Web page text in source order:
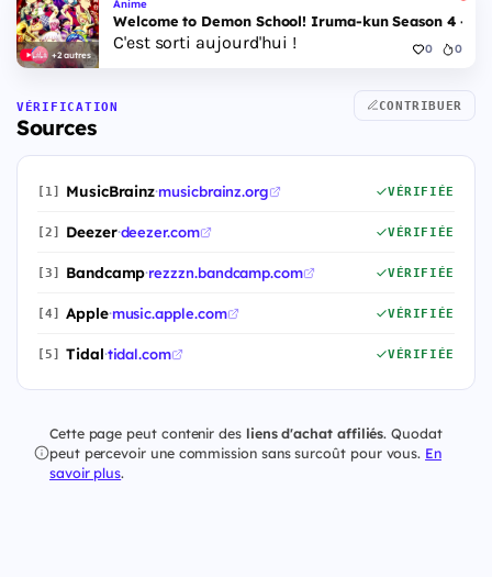
+2 autres
Anime
Welcome to Demon School! Iruma-kun Season 4 -
C'est sorti aujourd'hui ! 0 0
VÉRIFICATION
Sources
CONTRIBUER
[1] MusicBrainz·musicbrainz.org VÉRIFIÉE
[2] Deezer·deezer.com VÉRIFIÉE
[3] Bandcamp·rezzzn.bandcamp.com VÉRIFIÉE
[4] Apple·music.apple.com VÉRIFIÉE
[5] Tidal·tidal.com VÉRIFIÉE
Cette page peut contenir des liens d'achat affiliés. Quodat
peut percevoir une commission sans surcoût pour vous. En
savoir plus.